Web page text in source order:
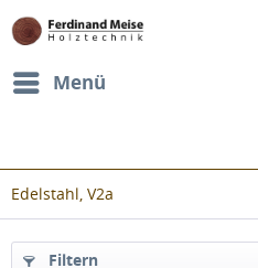
Menü
Edelstahl, V2a
Filtern